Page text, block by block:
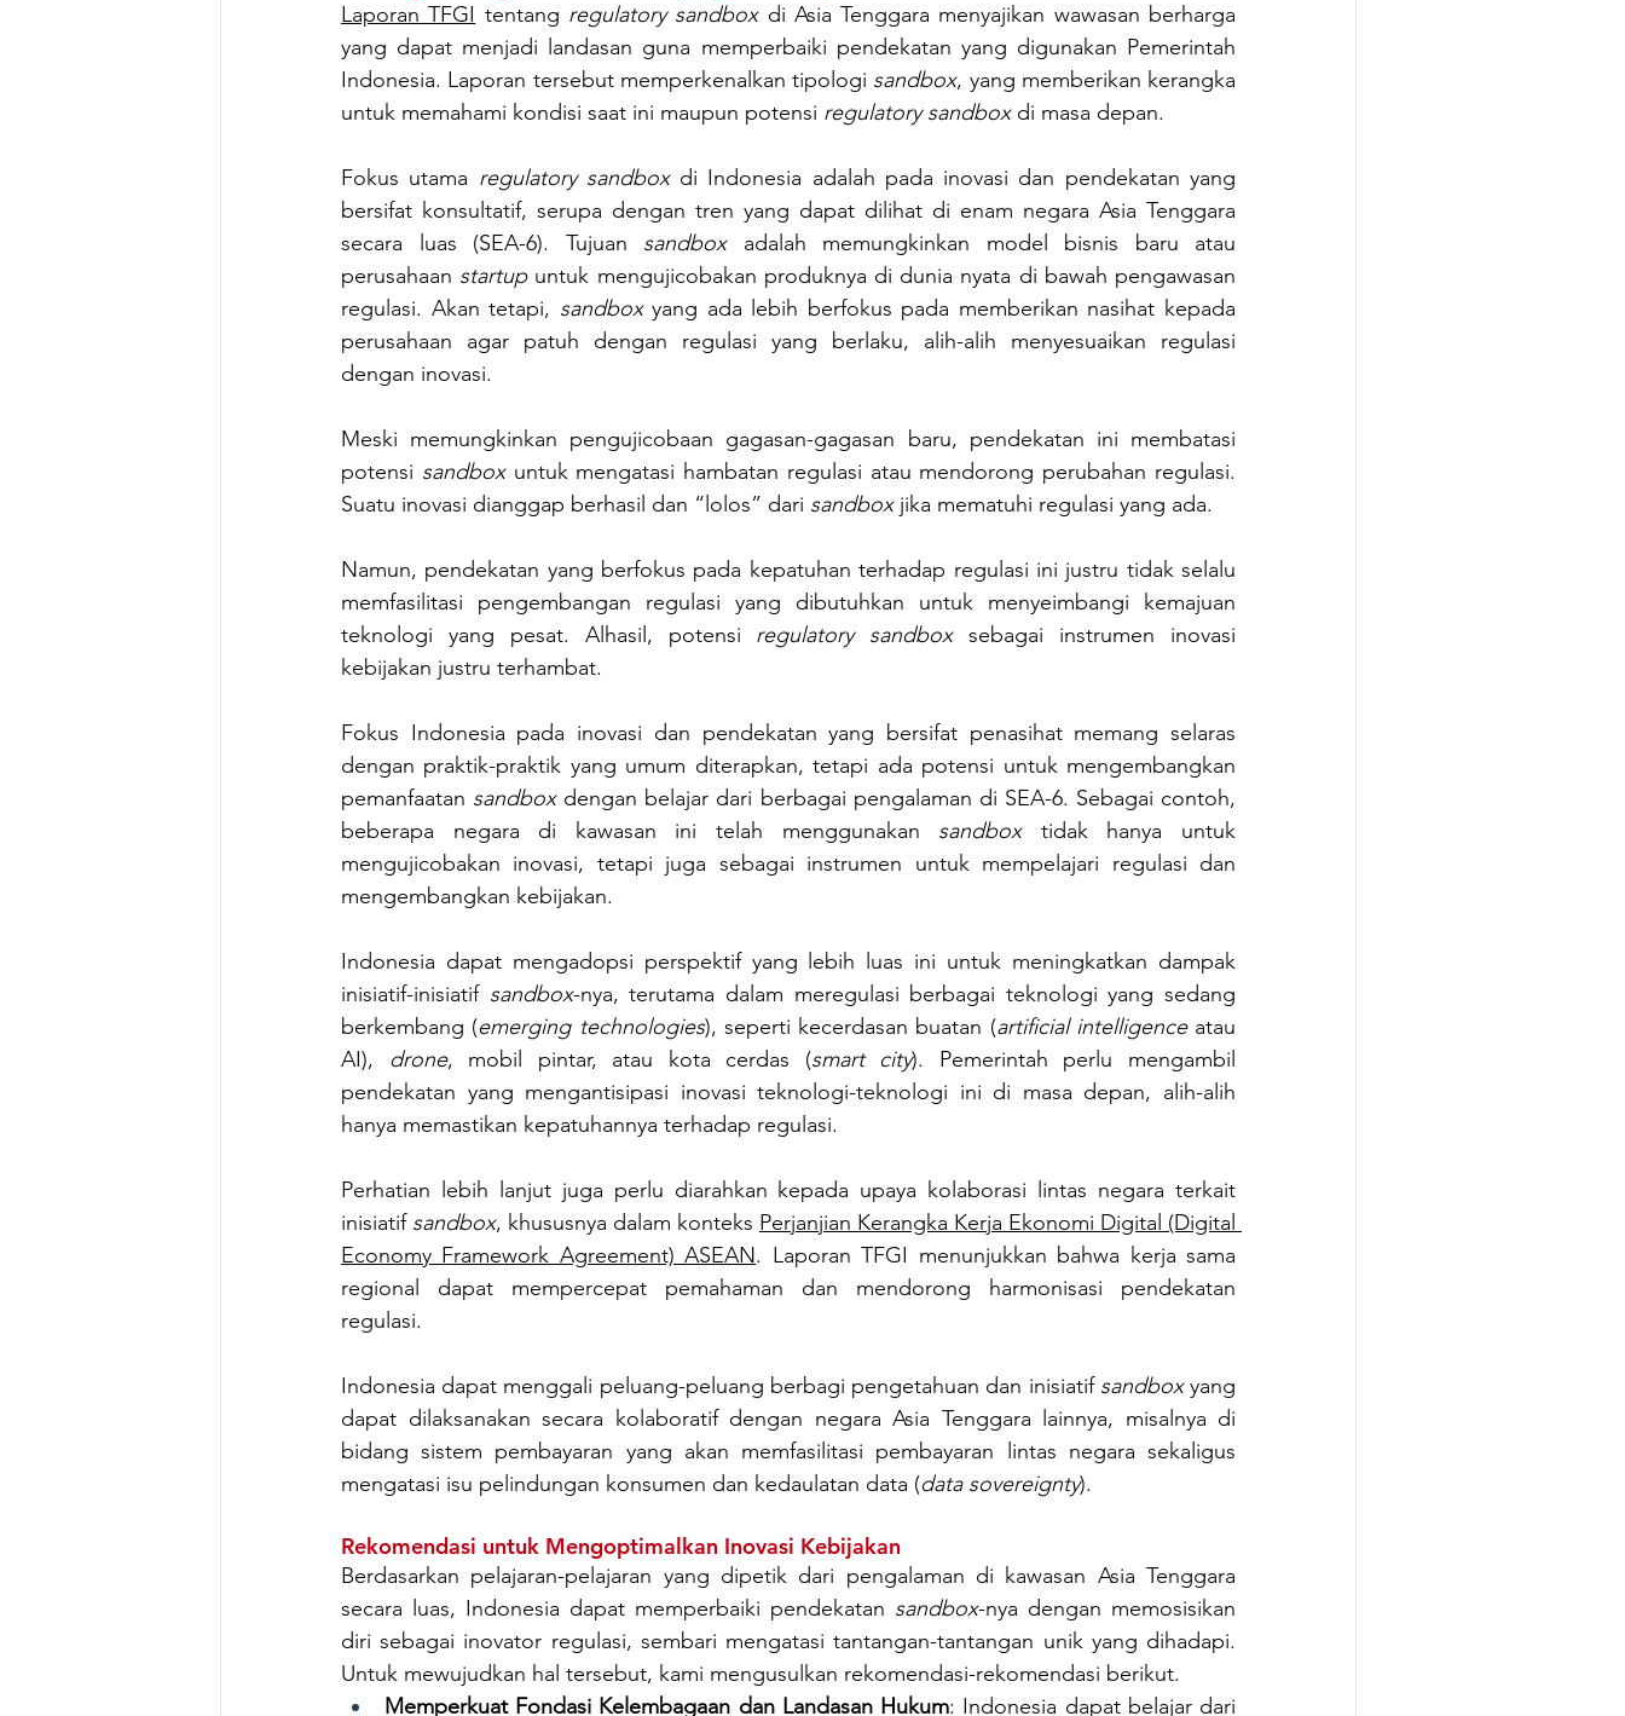
Laporan TFGI tentang regulatory sandbox di Asia Tenggara menyajikan wawasan berharga
yang dapat menjadi landasan guna memperbaiki pendekatan yang digunakan Pemerintah
Indonesia. Laporan tersebut memperkenalkan tipologi sandbox, yang memberikan kerangka
untuk memahami kondisi saat ini maupun potensi regulatory sandbox di masa depan.
Fokus utama regulatory sandbox di Indonesia adalah pada inovasi dan pendekatan yang
bersifat konsultatif, serupa dengan tren yang dapat dilihat di enam negara Asia Tenggara
secara luas (SEA-6). Tujuan sandbox adalah memungkinkan model bisnis baru atau
perusahaan startup untuk mengujicobakan produknya di dunia nyata di bawah pengawasan
regulasi. Akan tetapi, sandbox yang ada lebih berfokus pada memberikan nasihat kepada
perusahaan agar patuh dengan regulasi yang berlaku, alih-alih menyesuaikan regulasi
dengan inovasi.
Meski memungkinkan pengujicobaan gagasan-gagasan baru, pendekatan ini membatasi
potensi sandbox untuk mengatasi hambatan regulasi atau mendorong perubahan regulasi.
Suatu inovasi dianggap berhasil dan “lolos” dari sandbox jika mematuhi regulasi yang ada.
Namun, pendekatan yang berfokus pada kepatuhan terhadap regulasi ini justru tidak selalu
memfasilitasi pengembangan regulasi yang dibutuhkan untuk menyeimbangi kemajuan
teknologi yang pesat. Alhasil, potensi regulatory sandbox sebagai instrumen inovasi
kebijakan justru terhambat.
Fokus Indonesia pada inovasi dan pendekatan yang bersifat penasihat memang selaras
dengan praktik-praktik yang umum diterapkan, tetapi ada potensi untuk mengembangkan
pemanfaatan sandbox dengan belajar dari berbagai pengalaman di SEA-6. Sebagai contoh,
beberapa negara di kawasan ini telah menggunakan sandbox tidak hanya untuk
mengujicobakan inovasi, tetapi juga sebagai instrumen untuk mempelajari regulasi dan
mengembangkan kebijakan.
Indonesia dapat mengadopsi perspektif yang lebih luas ini untuk meningkatkan dampak
inisiatif-inisiatif sandbox-nya, terutama dalam meregulasi berbagai teknologi yang sedang
berkembang (emerging technologies), seperti kecerdasan buatan (artificial intelligence atau
AI),
drone, mobil pintar, atau kota cerdas (smart city). Pemerintah perlu mengambil
pendekatan yang mengantisipasi inovasi teknologi-teknologi ini di masa depan, alih-alih
hanya memastikan kepatuhannya terhadap regulasi.
Perhatian lebih lanjut juga perlu diarahkan kepada upaya kolaborasi lintas negara terkait
inisiatif sandbox, khususnya dalam konteks Perjanjian Kerangka Kerja Ekonomi Digital (Digital
Economy Framework Agreement) ASEAN. Laporan TFGI menunjukkan bahwa kerja sama
regional dapat mempercepat pemahaman dan mendorong harmonisasi pendekatan
regulasi.
Indonesia dapat menggali peluang-peluang berbagi pengetahuan dan inisiatif sandbox yang
dapat dilaksanakan secara kolaboratif dengan negara Asia Tenggara lainnya, misalnya di
bidang sistem pembayaran yang akan memfasilitasi pembayaran lintas negara sekaligus
mengatasi isu pelindungan konsumen dan kedaulatan data (data sovereignty).
Rekomendasi untuk Mengoptimalkan Inovasi Kebijakan
Berdasarkan pelajaran-pelajaran yang dipetik dari pengalaman di kawasan Asia Tenggara
secara luas, Indonesia dapat memperbaiki pendekatan sandbox-nya dengan memosisikan
diri sebagai inovator regulasi, sembari mengatasi tantangan-tantangan unik yang dihadapi.
Untuk mewujudkan hal tersebut, kami mengusulkan rekomendasi-rekomendasi berikut.
Memperkuat Fondasi Kelembagaan dan Landasan Hukum: Indonesia dapat belajar dari